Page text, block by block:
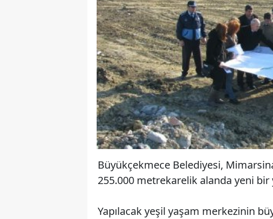
Büyükçekmece Belediyesi,
255.000 metrekarelik alanda yeni
Yapılacak yeşil yaşam merkezinin